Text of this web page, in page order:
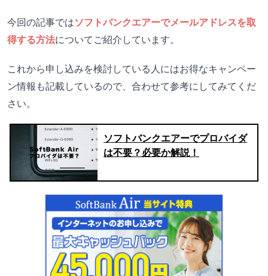
今回の記事ではソフトバンクエアーでメールアドレスを取
得する方法についてご紹介しています。
これから申し込みを検討している人にはお得なキャンペー
ン情報も記載しているので、合わせて参考にしてみてくだ
さい。
ソフトバンクエアーでプロバイダ
は不要？必要か解説！